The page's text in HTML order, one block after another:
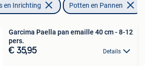
en Inrichting Potten en Pannen
Garcima Paella pan emaille 40 cm - 8-12
pers.
€ 35,95 Details